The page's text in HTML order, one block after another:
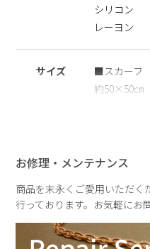
こちらの商品はギフトボッ
ッピングバッグ(￥250)のみ
※レーヨン素材について
しわが気になる場合は、あ
イロンをかけてください。
シリコン
レーヨン
サイズ
■スカーフ
約50×50㎝
全長：約
重さ
約94g
お修理・メンテナンス
商品を末永くご愛用いただく
行っております。お気軽にお